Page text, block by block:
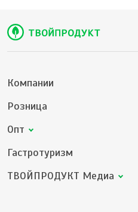
Компании
Розница
Опт
Гастротуризм
ТВОЙПРОДУКТ Медиа